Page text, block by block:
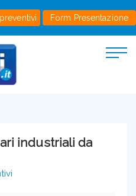
Form Presentazione
industriali da